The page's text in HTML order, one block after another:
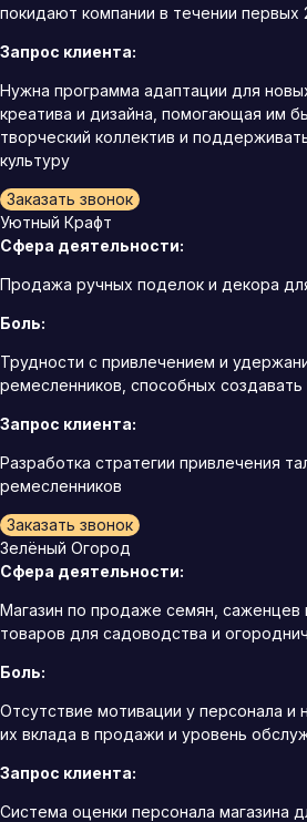
покидают компании в течении первых
Запрос клиента:
Нужна программа адаптации для
креатива и дизайна, помогающая им
творческий коллектив и
культуру
Заказать звонок
Уютный Крафт
Сфера деятельности:
Продажа ручных поделок и декора
Боль:
Трудности с привлечением и
ремесленников, способных
Запрос клиента:
Разработка стратегии привлечения
ремесленников
Заказать звонок
Зелёный Огород
Сфера деятельности:
Магазин по продаже семян, саженцев
товаров для садоводства и
Боль:
Отсутствие мотивации у персонала и
их вклада в продажи и уровень
Запрос клиента:
Система оценки персонала магазина